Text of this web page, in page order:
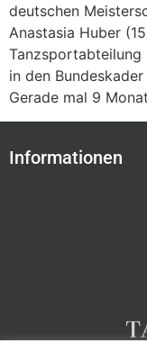
deutschen
Anastasia Huber
Tanzsportabteilung
in den
Gerade mal 9
Informationen